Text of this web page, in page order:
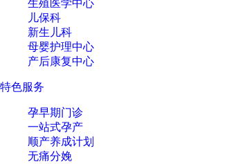
生殖医学中心
儿保科
新生儿科
母婴护理中心
产后康复中心
特色服务
孕早期门诊
一站式孕产
顺产养成计划
无痛分娩